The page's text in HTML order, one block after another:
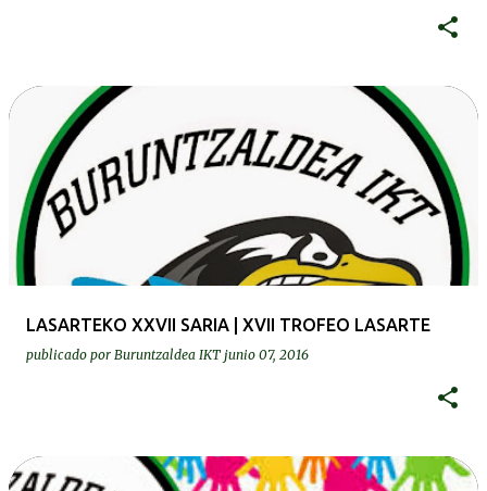
LASARTEKO XXVII SARIA | XVII TROFEO LASARTE
publicado por Buruntzaldea IKT junio 07, 2016